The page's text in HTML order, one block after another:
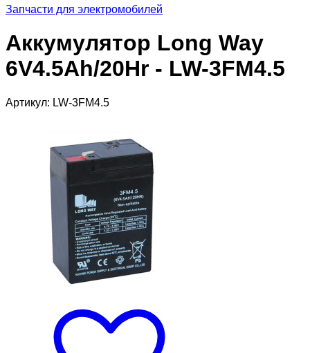
Запчасти для электромобилей
Аккумулятор Long Way
6V4.5Ah/20Hr - LW-3FM4.5
Артикул: LW-3FM4.5